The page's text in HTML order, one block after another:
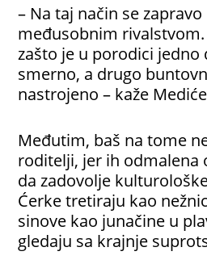
– Na taj način se zapravo
međusobnim
zašto je u porodici jedno
smerno, a drugo
nastrojeno – kaže
Međutim, baš na tome
roditelji, jer ih odmalena
da zadovolje
Ćerke tretiraju kao
sinove kao junačine u
gledaju sa krajnje